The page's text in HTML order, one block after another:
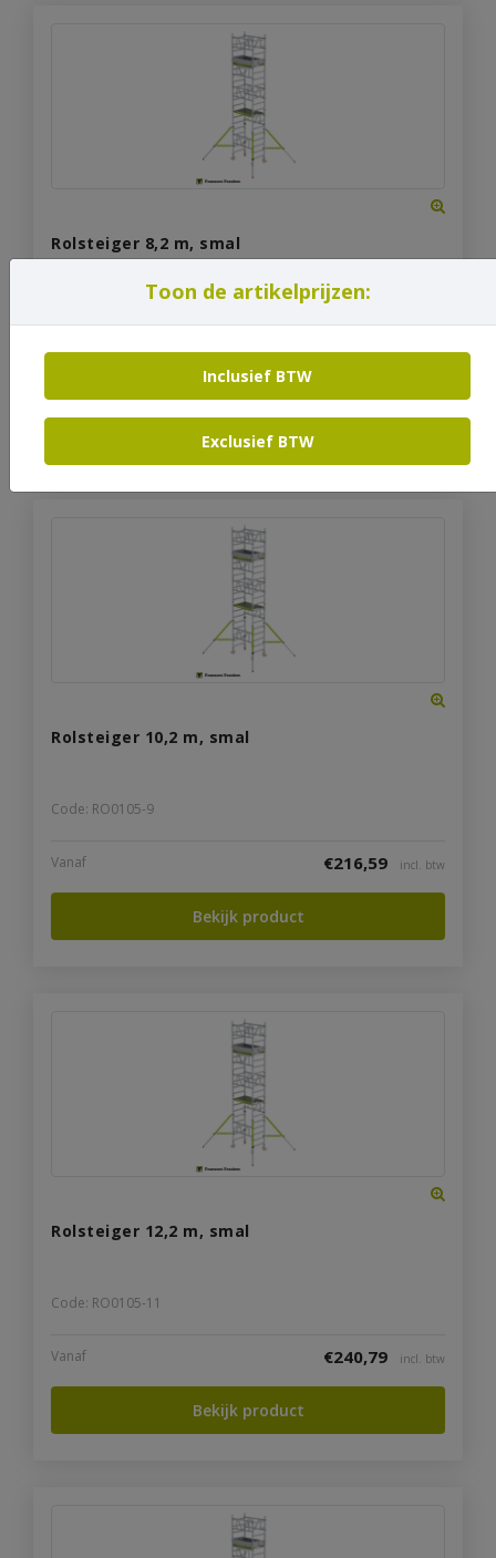
Rolsteiger 8,2 m, smal
Bekijk product
Rolsteiger 10,2 m, smal
Code: RO0105-9
Vanaf €216,59 incl. btw
Bekijk product
Rolsteiger 12,2 m, smal
Code: RO0105-11
Vanaf €240,79 incl. btw
Bekijk product
Toon de artikelprijzen:
Inclusief BTW
Exclusief BTW